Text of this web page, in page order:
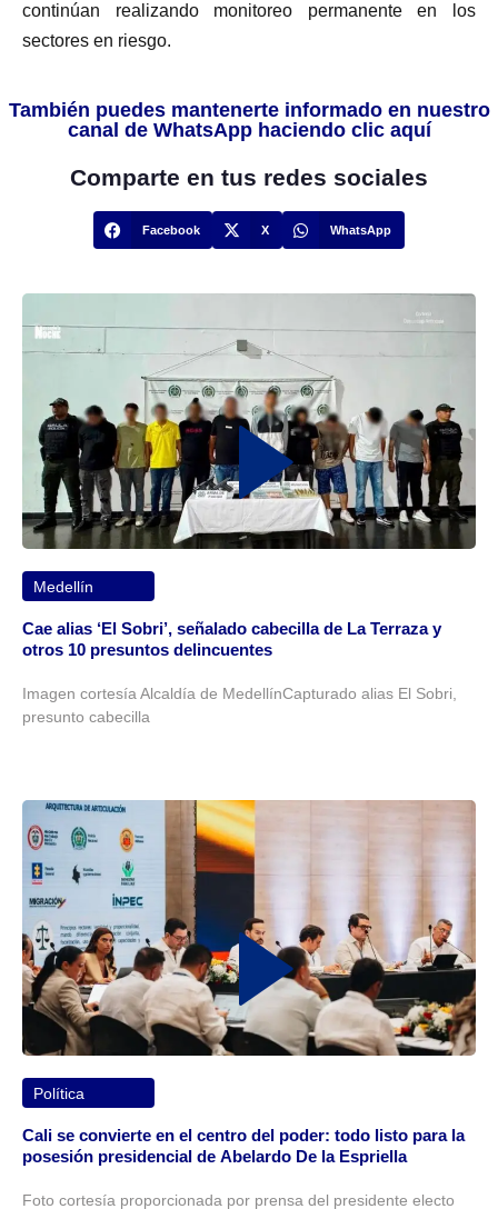
continúan realizando monitoreo permanente en los
sectores en riesgo.
También puedes mantenerte informado en nuestro
canal de WhatsApp haciendo clic aquí
Comparte en tus redes sociales
Facebook X WhatsApp
Medellín
Cae alias ‘El Sobri’, señalado cabecilla de La Terraza y
otros 10 presuntos delincuentes
Imagen cortesía Alcaldía de MedellínCapturado alias El Sobri,
presunto cabecilla
Política
Cali se convierte en el centro del poder: todo listo para la
posesión presidencial de Abelardo De la Espriella
Foto cortesía proporcionada por prensa del presidente electo